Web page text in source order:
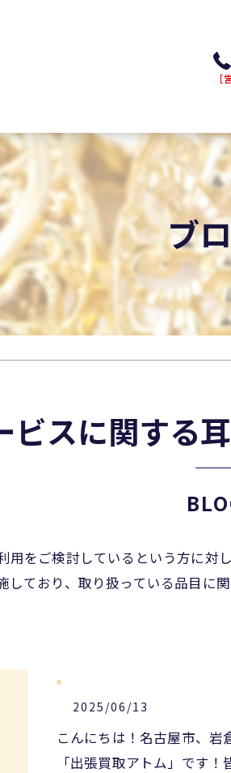
ブ
ビスに関する
用をご検討しているという方に
しており、取り扱っている品目
2025/06/13
こんにちは！名古屋市、
「出張買取アトム」です